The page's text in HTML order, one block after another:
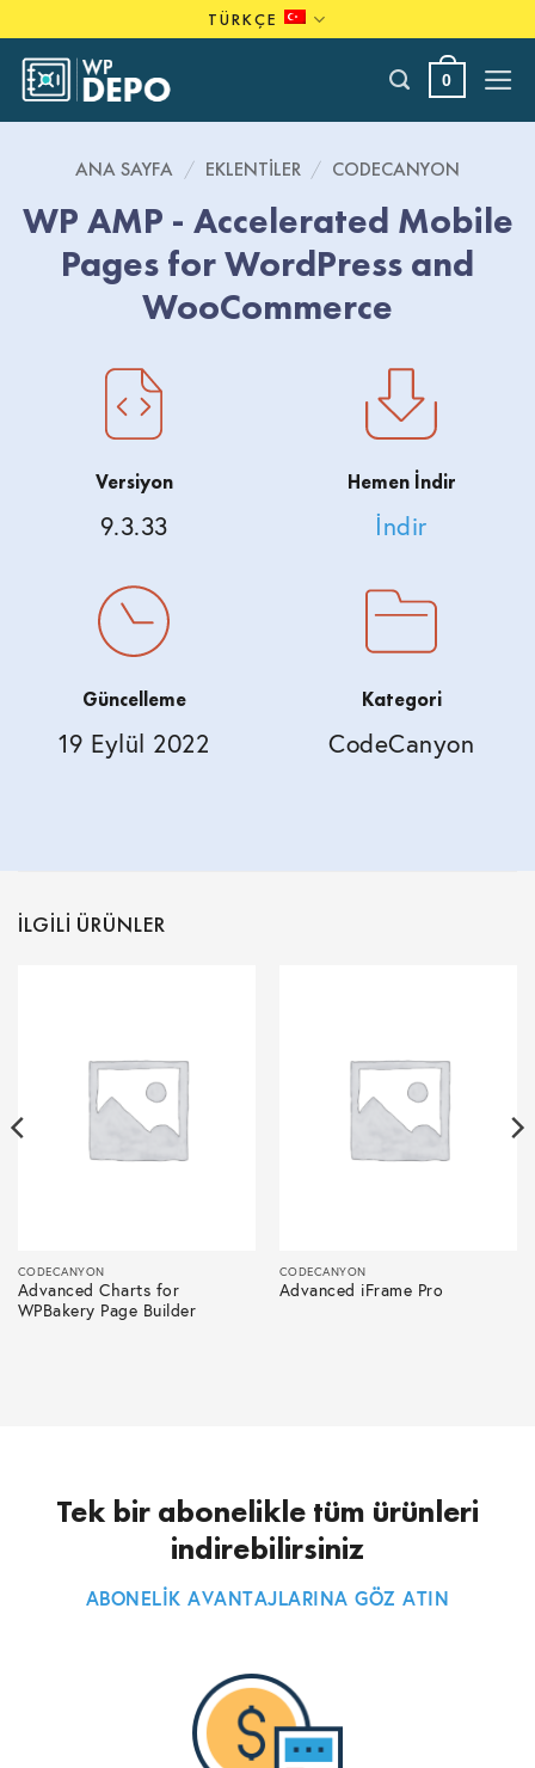
to
content
TÜRKÇE
0
ANA SAYFA / EKLENTILER / CODECANYON
WP AMP - Accelerated Mobile
Pages for WordPress and
WooCommerce
Versiyon
9.3.33
Hemen İndir
İndir
Güncelleme
19 Eylül 2022
Kategori
CodeCanyon
İLGILI ÜRÜNLER
CODECANYON
Advanced Charts for
WPBakery Page Builder
CODECANYON
Advanced iFrame Pro
Tek bir abonelikle tüm ürünleri
indirebilirsiniz
ABONELİK AVANTAJLARINA GÖZ ATIN